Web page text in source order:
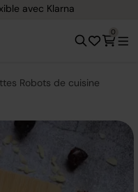
avec Klarna
0
Robots de cuisine